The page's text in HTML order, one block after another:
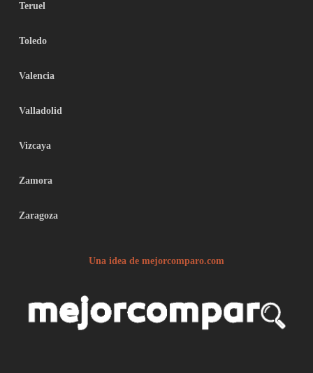
Teruel
Toledo
Valencia
Valladolid
Vizcaya
Zamora
Zaragoza
Una idea de mejorcomparo.com